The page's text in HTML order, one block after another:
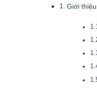
Giới